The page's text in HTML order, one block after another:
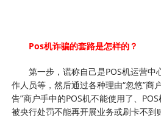
Pos机诈骗的套路是怎样的？
第一步，谎称自己是POS机运营
作人员等，然后通过各种理由“忽悠”商
告”商户手中的POS机不能使用了、
被央行处罚不能再开展业务或刷卡不